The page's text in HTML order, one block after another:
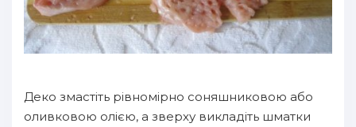
Деко змастіть рівномірно соняшниковою або
оливковою олією, а зверху викладіть шматки